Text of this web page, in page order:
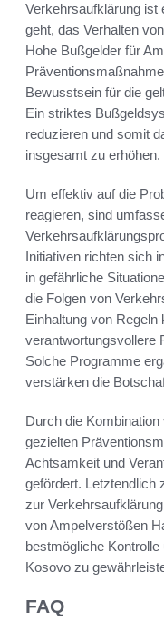
Verkehrsaufklärung ist
geht, das Verhalten
Hohe Bußgelder für
Bewusstsein für die
Ein striktes
reduzieren und somit
insgesamt zu erhöhen.
Um effektiv auf die
reagieren, sind
Initiativen richten sich
in gefährliche
die Folgen von
Einhaltung von Regeln
verantwortungsvollere
Solche Programme
verstärken die
Durch die
gezielten
Achtsamkeit und
gefördert. Letztendlich
zur
von Ampelverstößen
bestmögliche
Kosovo zu
FAQ